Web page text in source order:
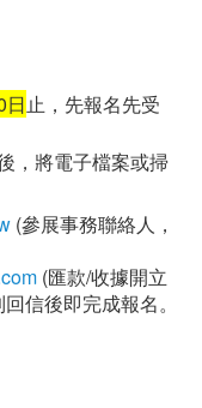
日止，先報名先受
，將電子檔案或掃
(參展事務聯絡人，
(匯款/收據開立
信後即完成報名。